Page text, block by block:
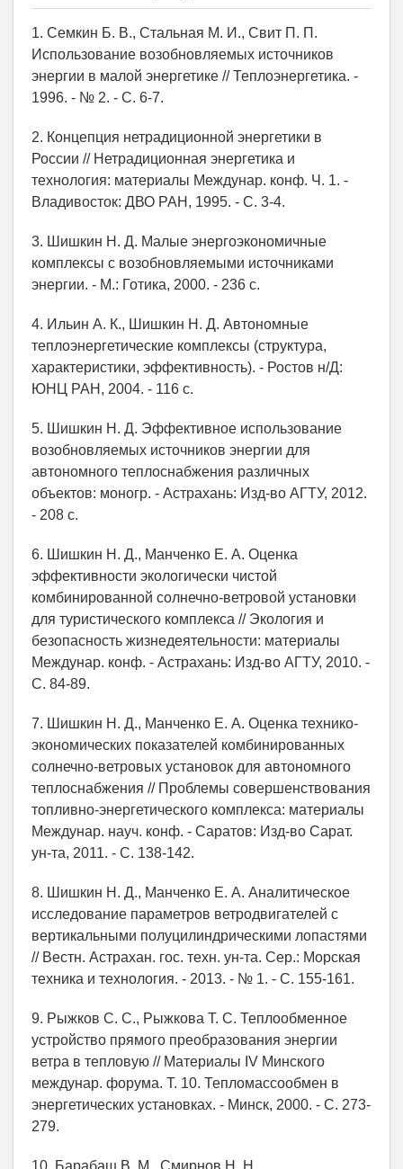
1. Семкин Б. В., Стальная М. И., Свит П. П.
Использование возобновляемых источников
энергии в малой энергетике // Теплоэнергетика. -
1996. - № 2. - С. 6-7.
2. Концепция нетрадиционной энергетики в
России // Нетрадиционная энергетика и
технология: материалы Междунар. конф. Ч. 1. -
Владивосток: ДВО РАН, 1995. - С. 3-4.
3. Шишкин Н. Д. Малые энергоэкономичные
комплексы с возобновляемыми источниками
энергии. - М.: Готика, 2000. - 236 с.
4. Ильин А. К., Шишкин Н. Д. Автономные
теплоэнергетические комплексы (структура,
характеристики, эффективность). - Ростов н/Д:
ЮНЦ РАН, 2004. - 116 с.
5. Шишкин Н. Д. Эффективное использование
возобновляемых источников энергии для
автономного теплоснабжения различных
объектов: моногр. - Астрахань: Изд-во АГТУ, 2012.
- 208 с.
6. Шишкин Н. Д., Манченко Е. А. Оценка
эффективности экологически чистой
комбинированной солнечно-ветровой установки
для туристического комплекса // Экология и
безопасность жизнедеятельности: материалы
Междунар. конф. - Астрахань: Изд-во АГТУ, 2010. -
С. 84-89.
7. Шишкин Н. Д., Манченко Е. А. Оценка технико-
экономических показателей комбинированных
солнечно-ветровых установок для автономного
теплоснабжения // Проблемы совершенствования
топливно-энергетического комплекса: материалы
Междунар. науч. конф. - Саратов: Изд-во Сарат.
ун-та, 2011. - С. 138-142.
8. Шишкин Н. Д., Манченко Е. А. Аналитическое
исследование параметров ветродвигателей с
вертикальными полуцилиндрическими лопастями
// Вестн. Астрахан. гос. техн. ун-та. Сер.: Морская
техника и технология. - 2013. - № 1. - С. 155-161.
9. Рыжков С. С., Рыжкова Т. С. Теплообменное
устройство прямого преобразования энергии
ветра в тепловую // Материалы IV Минского
междунар. форума. Т. 10. Тепломассообмен в
энергетических установках. - Минск, 2000. - С. 273-
279.